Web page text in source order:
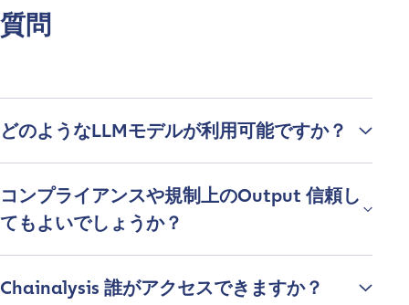
質問
どのようなLLMモデルが利用可能ですか？
コンプライアンスや規制上のOutput 信頼し
てもよいでしょうか？
Chainalysis 誰がアクセスできますか？